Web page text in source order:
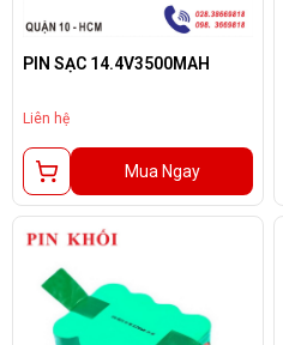
PIN SẠC 14.4V3500MAH
Liên hệ
Mua Ngay